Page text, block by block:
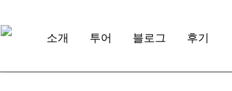
소개 투어 블로그 후기